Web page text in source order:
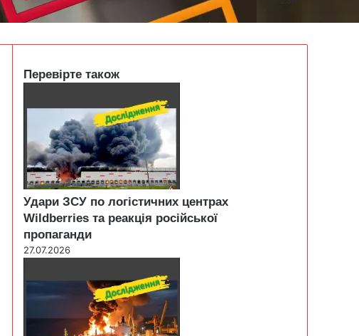
Перевірте також
Удари ЗСУ по логістичних центрах
Wildberries та реакція російської
пропаганди
27.07.2026